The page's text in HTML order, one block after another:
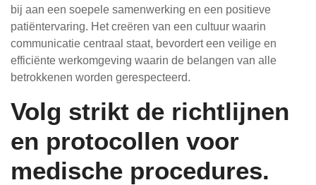
bij aan een soepele samenwerking en een positieve
patiëntervaring. Het creëren van een cultuur waarin
communicatie centraal staat, bevordert een veilige en
efficiënte werkomgeving waarin de belangen van alle
betrokkenen worden gerespecteerd.
Volg strikt de richtlijnen
en protocollen voor
medische procedures.